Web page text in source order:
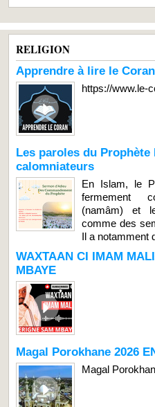
RELIGION
Apprendre à lire le Coran
https://www.le-
Les paroles du
calomniateurs
En Islam, le
fermement
(namâm) et
comme des
Il a notamment
WAXTAAN CI IMAM
MBAYE
Magal Porokhane 2026
Magal